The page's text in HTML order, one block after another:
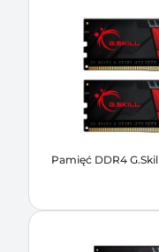
Pamięć DDR4